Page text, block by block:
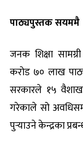
पाठ्यपुस्तक सयममै
जनक शिक्षा
करोड ७० लाख
सरकारले १५
गरेकाले सो
पुर्‍याउने केन्द्रका